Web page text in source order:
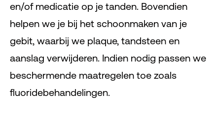
en/of medicatie op je tanden. Bovendien
helpen we je bij het schoonmaken van je
gebit, waarbij we plaque, tandsteen en
aanslag verwijderen. Indien nodig passen we
beschermende maatregelen toe zoals
fluoridebehandelingen.